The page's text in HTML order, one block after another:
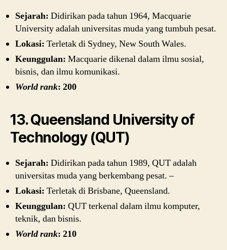
Sejarah: Didirikan pada tahun 1964, Macquarie
University adalah universitas muda yang tumbuh pesat.
Lokasi: Terletak di Sydney, New South Wales.
Keunggulan: Macquarie dikenal dalam ilmu sosial,
bisnis, dan ilmu komunikasi.
World rank: 200
13. Queensland University of
Technology (QUT)
Sejarah: Didirikan pada tahun 1989, QUT adalah
universitas muda yang berkembang pesat. –
Lokasi: Terletak di Brisbane, Queensland.
Keunggulan: QUT terkenal dalam ilmu komputer,
teknik, dan bisnis.
World rank: 210